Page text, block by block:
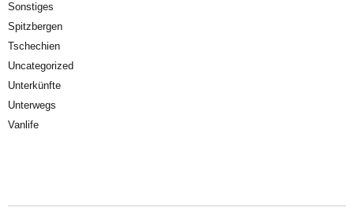
Sonstiges
Spitzbergen
Tschechien
Uncategorized
Unterkünfte
Unterwegs
Vanlife